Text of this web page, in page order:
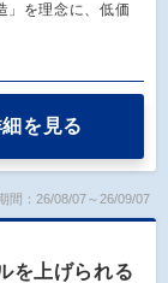
」を理念に、低価
を見る
間：26/08/07～26/09/07
を上げられる